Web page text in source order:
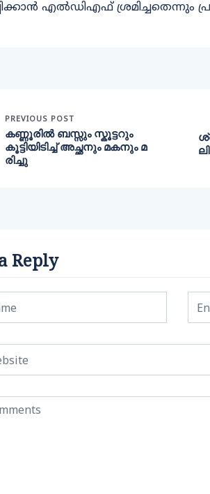
എല്‍ഡിഎഫ് ശ്രമിച്ചതെന്നും
PREVIOUS POST
കണ്ണൂരിൽ ബസ്സും സ്കൂട്ടറും
കൂട്ടിയിടിച്ച് അച്ഛനും മകനും മ
രിച്ചു
Reply